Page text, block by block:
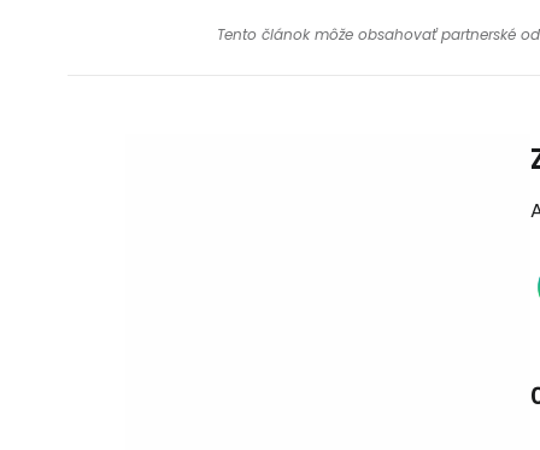
Tento článok môže obsahovať partnerské